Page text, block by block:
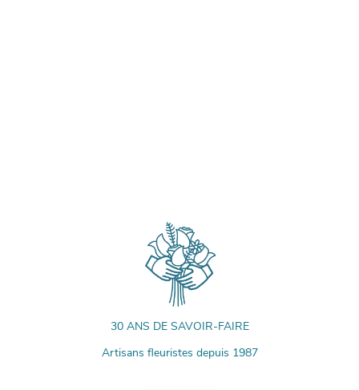
30 ANS DE SAVOIR-FAIRE
Artisans fleuristes depuis 1987